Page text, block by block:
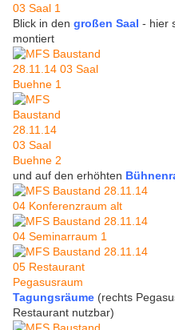
Blick in den großen Saal - hier
montiert
und auf den erhöhten
Tagungsräume (rechts
Restaurant nutzbar)